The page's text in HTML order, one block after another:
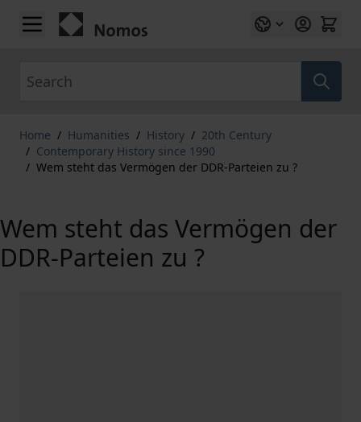
Skip to Content
Home / Humanities / History / 20th Century
/ Contemporary History since 1990
/ Wem steht das Vermögen der DDR-Parteien zu ?
Wem steht das Vermögen der
DDR-Parteien zu ?